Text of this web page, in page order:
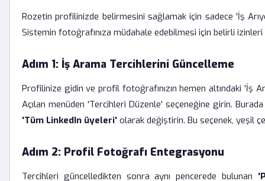
Rozetin profilinizde belirmesini sağlamak için sadece 'İş
Sistemin fotoğrafınıza müdahale edebilmesi için belirli
Adım 1: İş Arama Tercihlerini Güncelleme
Profilinize gidin ve profil fotoğrafınızın hemen altındaki 'İş
Açılan menüden 'Tercihleri Düzenle' seçeneğine girin.
'Tüm LinkedIn üyeleri' olarak değiştirin. Bu seçenek, yeşil
Adım 2: Profil Fotoğrafı Entegrasyonu
Tercihleri güncelledikten sonra aynı pencerede bulunan